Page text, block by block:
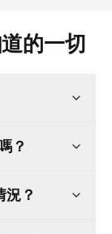
的一切
？
況？